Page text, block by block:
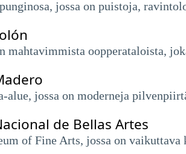
jossa on puistoja,
mahtavimmista oopperataloista,
alue, jossa on moderneja
de Bellas Artes
of Fine Arts, jossa on